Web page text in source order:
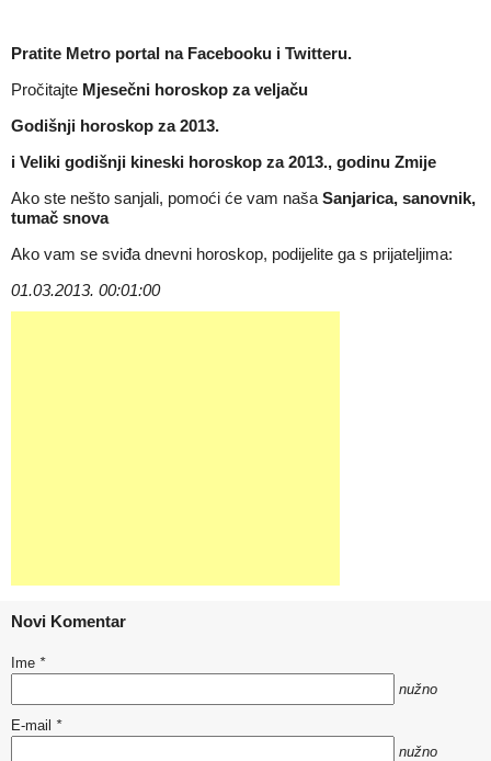
Pratite Metro portal na Facebooku i Twitteru.
Pročitajte Mjesečni horoskop za veljaču
Godišnji horoskop za 2013.
i Veliki godišnji kineski horoskop za 2013., godinu Zmije
Ako ste nešto sanjali, pomoći će vam naša Sanjarica, sanovnik,
tumač snova
Ako vam se sviđa dnevni horoskop, podijelite ga s prijateljima:
01.03.2013. 00:01:00
Novi Komentar
Ime *
nužno
E-mail *
nužno